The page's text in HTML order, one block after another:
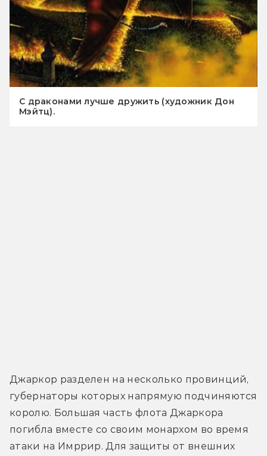
С драконами лучше дружить (художник Дон
Мэйтц).
Джаркор разделен на несколько провинций,
губернаторы которых напрямую подчиняются
королю. Большая часть флота Джаркора
погибла вместе со своим монархом во время
атаки на Имррир. Для защиты от внешних